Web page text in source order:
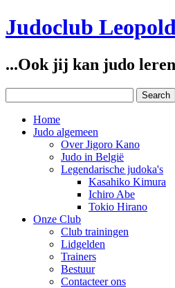
Judoclub
...Ook jij kan judo
Home
Judo algemeen
Over Jigoro Kano
Judo in België
Legendarische judoka's
Kasahiko Kimura
Ichiro Abe
Tokio Hirano
Onze Club
Club trainingen
Lidgelden
Trainers
Bestuur
Contacteer ons